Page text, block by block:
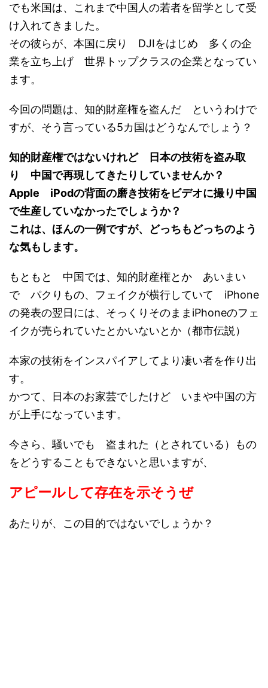
でも米国は、これまで中国人の若者を留学として受
け入れてきました。
その彼らが、本国に戻り DJIをはじめ 多くの企
業を立ち上げ 世界トップクラスの企業となってい
ます。
今回の問題は、知的財産権を盗んだ というわけで
すが、そう言っている5カ国はどうなんでしょう？
知的財産権ではないけれど 日本の技術を盗み取
り 中国で再現してきたりしていませんか？
Apple iPodの背面の磨き技術をビデオに撮り中国
で生産していなかったでしょうか？
これは、ほんの一例ですが、どっちもどっちのよう
な気もします。
もともと 中国では、知的財産権とか あいまい
で パクりもの、フェイクが横行していて iPhone
の発表の翌日には、そっくりそのままiPhoneのフェ
イクが売られていたとかいないとか（都市伝説）
本家の技術をインスパイアしてより凄い者を作り出
す。
かつて、日本のお家芸でしたけど いまや中国の方
が上手になっています。
今さら、騒いでも 盗まれた（とされている）もの
をどうすることもできないと思いますが、
アピールして存在を示そうぜ
あたりが、この目的ではないでしょうか？